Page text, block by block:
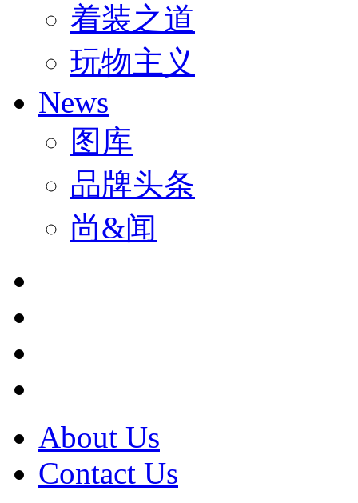
着装之道
玩物主义
News
图库
品牌头条
尚&闻
About Us
Contact Us